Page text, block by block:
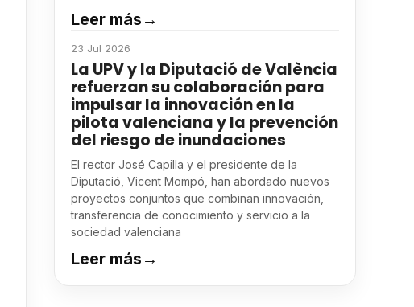
Leer más →
23 Jul 2026
La UPV y la Diputació de València
refuerzan su colaboración para
impulsar la innovación en la
pilota valenciana y la prevención
del riesgo de inundaciones
El rector José Capilla y el presidente de la
Diputació, Vicent Mompó, han abordado nuevos
proyectos conjuntos que combinan innovación,
transferencia de conocimiento y servicio a la
sociedad valenciana
Leer más →